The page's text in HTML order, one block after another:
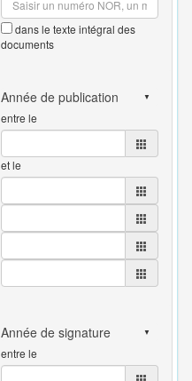
dans le texte intégral des
documents
entre le
et le
entre le